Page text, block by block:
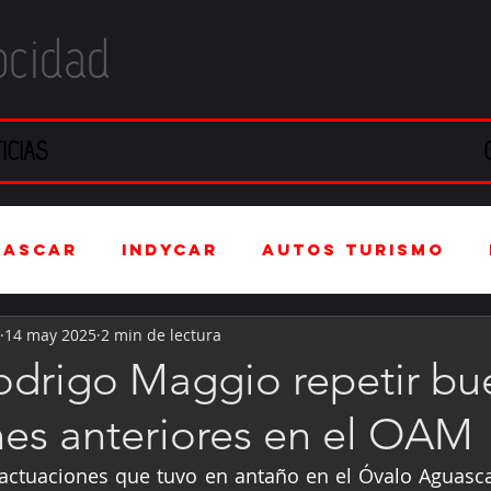
IndyCar Autos Turismo
Automotriz
Kartismo Rally FIA
Maggio repetir
anteriores en el OAM
14 may 2025 2 min de lectura
que tuvo en antaño en el Óvalo